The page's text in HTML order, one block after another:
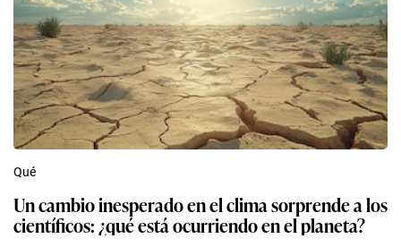
Qué
Un cambio inesperado en el clima sorprende a los
científicos: ¿qué está ocurriendo en el planeta?